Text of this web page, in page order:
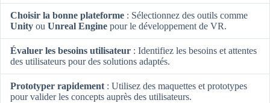
Choisir la bonne plateforme : Sélectionnez des outils comme
Unity ou Unreal Engine pour le développement de VR.
Évaluer les besoins utilisateur : Identifiez les besoins et attentes
des utilisateurs pour des solutions adaptés.
Prototyper rapidement : Utilisez des maquettes et prototypes
pour valider les concepts auprès des utilisateurs.